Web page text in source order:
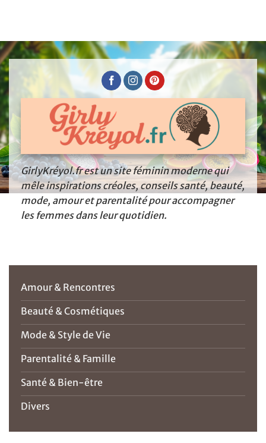
GirlyKréyol.fr est un site féminin moderne qui
mêle inspirations créoles, conseils santé, beauté,
mode, amour et parentalité pour accompagner
les femmes dans leur quotidien.
Amour & Rencontres
Beauté & Cosmétiques
Mode & Style de Vie
Parentalité & Famille
Santé & Bien-être
Divers